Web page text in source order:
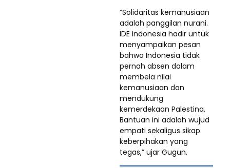
“Solidaritas kemanusiaan
adalah panggilan nurani.
IDE Indonesia hadir untuk
menyampaikan pesan
bahwa Indonesia tidak
pernah absen dalam
membela nilai
kemanusiaan dan
mendukung
kemerdekaan Palestina.
Bantuan ini adalah wujud
empati sekaligus sikap
keberpihakan yang
tegas,” ujar Gugun.